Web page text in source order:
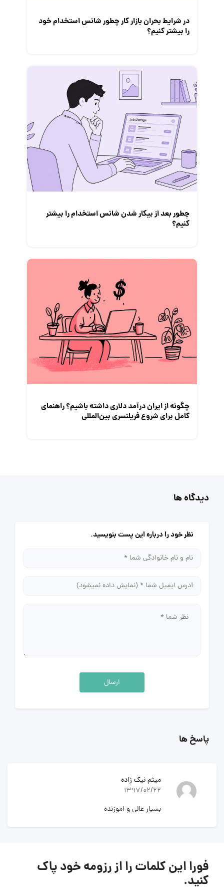
در شرایط بحران بازار کار چطور شانس استخدام خود
را بیشتر کنیم؟
چطور بعد از بیکار شدن شانس استخدام‌ را بیشتر
کنیم؟
چگونه از ایران درآمد دلاری داشته باشیم؟ راهنمای
کامل برای شروع فریلنسری بین‌المللی
دیدگاه ها
نظر خود را درباره این پست بنویسید.
ارسال
پاسخ ها
میثم نیک زاده
1397/02/22
بسیار عالی و اموزنده
فورا این کلمات را از رزومه خود پاک
کنید.